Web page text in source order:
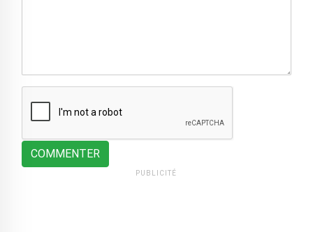
COMMENTER
PUBLICITÉ